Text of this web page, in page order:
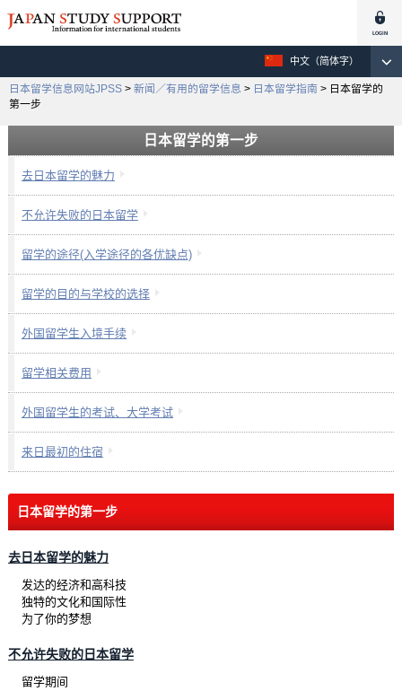
中文（简体字）
日本留学信息网站JPSS > 新闻／有用的留学信息 > 日本留学指南 > 日本留学的
第一步
日本留学的第一步
去日本留学的魅力
不允许失败的日本留学
留学的途径(入学途径的各优缺点)
留学的目的与学校的选择
外国留学生入境手续
留学相关费用
外国留学生的考试、大学考试
来日最初的住宿
日本留学的第一步
去日本留学的魅力
发达的经济和高科技
独特的文化和国际性
为了你的梦想
不允许失败的日本留学
留学期间